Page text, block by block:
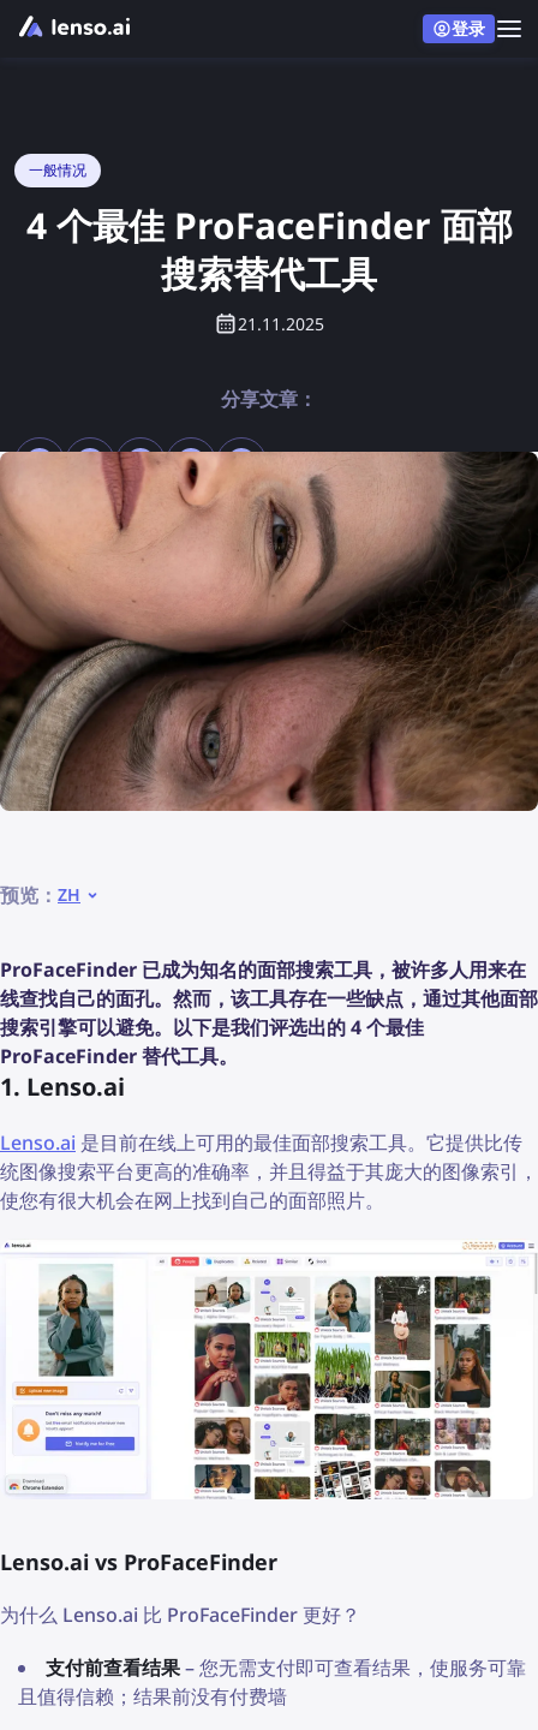
登录
一般情况
4 个最佳 ProFaceFinder 面部
搜索替代工具
21.11.2025
分享文章：
预览： ZH
ProFaceFinder 已成为知名的面部搜索工具，被许多人用来在
线查找自己的面孔。然而，该工具存在一些缺点，通过其他面部
搜索引擎可以避免。以下是我们评选出的 4 个最佳
ProFaceFinder 替代工具。
1. Lenso.ai
Lenso.ai 是目前在线上可用的最佳面部搜索工具。它提供比传
统图像搜索平台更高的准确率，并且得益于其庞大的图像索引，
使您有很大机会在网上找到自己的面部照片。
Lenso.ai vs ProFaceFinder
为什么 Lenso.ai 比 ProFaceFinder 更好？
支付前查看结果– 您无需支付即可查看结果，使服务可靠
且值得信赖；结果前没有付费墙